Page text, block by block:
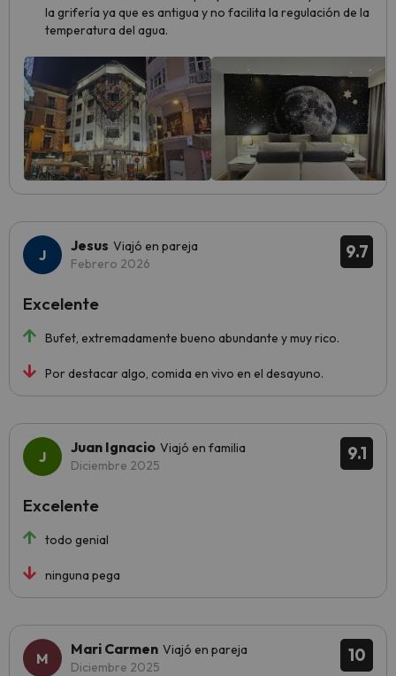
la grifería ya que es antigua y no facilita la regulación de la
temperatura del agua.
9.7
Jesus Viajó en pareja
Febrero 2026
Bufet, extremadamente bueno abundante y muy rico.
Por destacar algo, comida en vivo en el desayuno.
Excelente
9.1
Juan Ignacio Viajó en familia
Diciembre 2025
todo genial
ninguna pega
Excelente
10
Mari Carmen Viajó en pareja
Diciembre 2025